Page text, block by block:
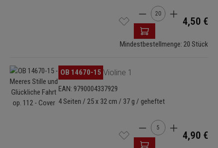
Produkt Anzahl: Gib
4,50 €
Mindestbestellmenge: 20 Stück
Bildergalerie überspringenOB 14670-15 Violine 1
EAN: 9790004337929
4 Seiten / 25 x 32 cm / 37 g / geheftet
Produkt Anzahl: Gib
4,90 €